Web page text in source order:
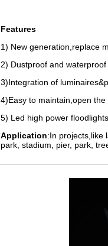
Features
1) New generation,replace
2) Dustproof and
3)Integration of
4)Easy to maintain,open
5) Led high power
Application:In projects,like
park, stadium, pier, park,